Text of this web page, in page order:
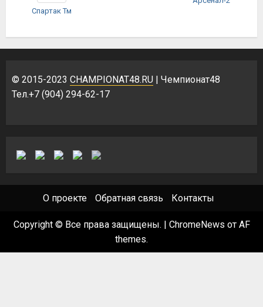
Спартак Тм
© 2015-2023 CHAMPIONAT48.RU | Чемпионат48
Тел.+7 (904) 294-62-17
О проекте Обратная связь Контакты
Copyright © Все права защищены. ChromeNews от AF
themes.